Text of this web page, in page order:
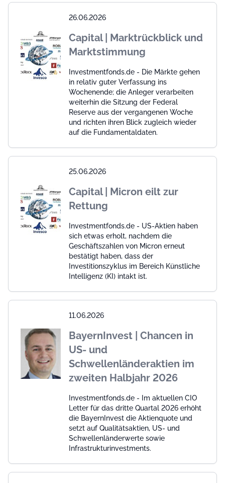
26.06.2026
Capital | Marktrückblick und
Marktstimmung
Investmentfonds.de - Die Märkte gehen
in relativ guter Verfassung ins
Wochenende; die Anleger verarbeiten
weiterhin die Sitzung der Federal
Reserve aus der vergangenen Woche
und richten ihren Blick zugleich wieder
auf die Fundamentaldaten.
25.06.2026
Capital | Micron eilt zur
Rettung
Investmentfonds.de - US-Aktien haben
sich etwas erholt, nachdem die
Geschäftszahlen von Micron erneut
bestätigt haben, dass der
Investitionszyklus im Bereich Künstliche
Intelligenz (KI) intakt ist.
11.06.2026
BayernInvest | Chancen in
US- und
Schwellenländeraktien im
zweiten Halbjahr 2026
Investmentfonds.de - Im aktuellen CIO
Letter für das dritte Quartal 2026 erhöht
die BayernInvest die Aktienquote und
setzt auf Qualitätsaktien, US- und
Schwellenländerwerte sowie
Infrastrukturinvestments.